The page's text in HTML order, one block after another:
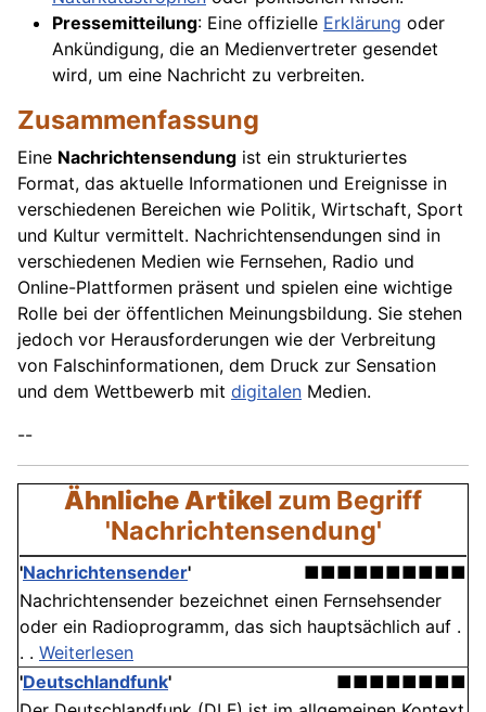
Pressemitteilung: Eine offizielle Erklärung oder
Ankündigung, die an Medienvertreter gesendet
wird, um eine Nachricht zu verbreiten.
Zusammenfassung
Eine Nachrichtensendung ist ein strukturiertes
Format, das aktuelle Informationen und Ereignisse in
verschiedenen Bereichen wie Politik, Wirtschaft, Sport
und Kultur vermittelt. Nachrichtensendungen sind in
verschiedenen Medien wie Fernsehen, Radio und
Online-Plattformen präsent und spielen eine wichtige
Rolle bei der öffentlichen Meinungsbildung. Sie stehen
jedoch vor Herausforderungen wie der Verbreitung
von Falschinformationen, dem Druck zur Sensation
und dem Wettbewerb mit digitalen Medien.
--
Ähnliche Artikel zum Begriff
'Nachrichtensendung'
'Nachrichtensender'
■■■■■■■■■■
Nachrichtensender bezeichnet einen Fernsehsender
oder ein Radioprogramm, das sich hauptsächlich auf .
. . Weiterlesen
'Deutschlandfunk'
■■■■■■■■